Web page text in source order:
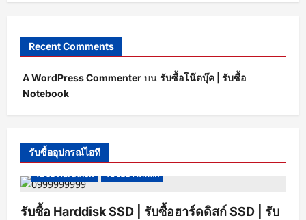
Recent Comments
A WordPress Commenter บน รับซื้อโน๊ตบุ๊ค | รับซื้อ
Notebook
รับซื้ออุปกรณ์ไอที
รับซื้อ Harddisk
รับซื้อฮาร์ดดิสก์
รับซื้อ Harddisk SSD | รับซื้อฮาร์ดดิสก์ SSD | รับ